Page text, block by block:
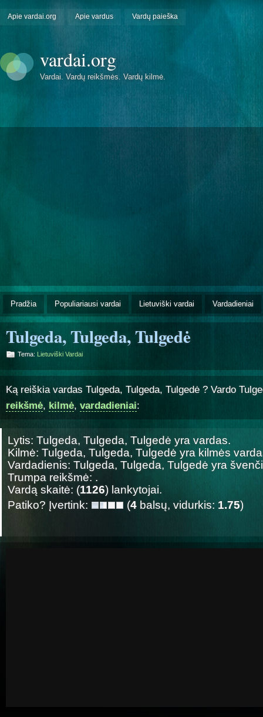
Apie vardai.org Apie vardus Vardų paieška
vardai.org
Vardai. Vardų reikšmės. Vardų kilmė.
Pradžia Populiariausi vardai Lietuviški vardai Vardadieniai
Tulgeda, Tulgeda, Tulgedė
Tema: Lietuviški Vardai
Ką reiškia vardas Tulgeda, Tulgeda, Tulgedė ? Vardo
reikšmė, kilmė, vardadieniai:
Lytis: Tulgeda, Tulgeda, Tulgedė yra vardas.
Kilmė: Tulgeda, Tulgeda, Tulgedė yra kilmės
Vardadienis: Tulgeda, Tulgeda, Tulgedė yra
Trumpa reikšmė: .
Vardą skaitė: (1126) lankytojai.
Patiko? Įvertink:
(4 balsų, vidurkis: 1.75)